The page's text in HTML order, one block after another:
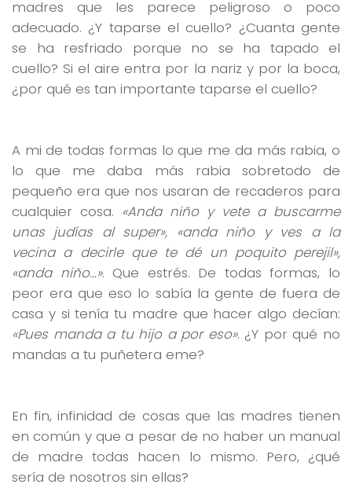
madres que les parece peligroso o poco
adecuado. ¿Y taparse el cuello? ¿Cuanta gente
se ha resfriado porque no se ha tapado el
cuello? Si el aire entra por la nariz y por la boca,
¿por qué es tan importante taparse el cuello?
A mi de todas formas lo que me da más rabia, o
lo que me daba más rabia sobretodo de
pequeño era que nos usaran de recaderos para
cualquier cosa. «Anda niño y vete a buscarme
unas judías al super», «anda niño y ves a la
vecina a decirle que te dé un poquito perejil»,
«anda niño…». Que estrés. De todas formas, lo
peor era que eso lo sabía la gente de fuera de
casa y si tenía tu madre que hacer algo decían:
«Pues manda a tu hijo a por eso». ¿Y por qué no
mandas a tu puñetera eme?
En fin, infinidad de cosas que las madres tienen
en común y que a pesar de no haber un manual
de madre todas hacen lo mismo. Pero, ¿qué
sería de nosotros sin ellas?